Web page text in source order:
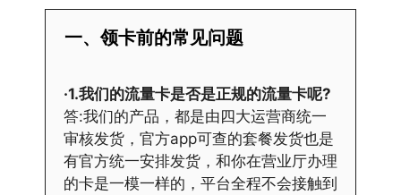
一、领卡前的常见问题
·1.我们的流量卡是否是正规的流量卡呢?
答:我们的产品，都是由四大运营商统一
审核发货，官方app可查的套餐发货也是
有官方统一安排发货，和你在营业厅办理
的卡是一模一样的，平台全程不会接触到